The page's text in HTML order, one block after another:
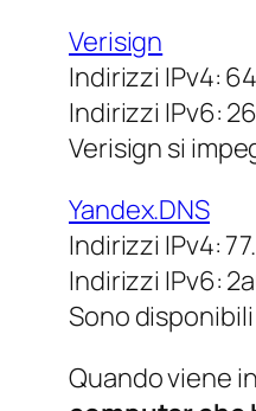
Verisign
Indirizzi IPv4:
Indirizzi IPv6:
Verisign si
Yandex.DNS
Indirizzi IPv4:
Indirizzi IPv6:
Sono
Quando viene